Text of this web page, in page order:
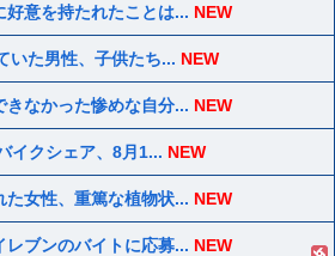
好意を持たれたことは... NEW
いた男性、子供たち... NEW
きなかった惨めな自分... NEW
イクシェア、8月1... NEW
た女性、重篤な植物状... NEW
レブンのバイトに応募... NEW